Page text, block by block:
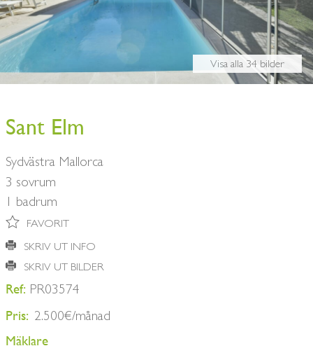
BUY A HOME
SAMARBETSPARTNERS
Visa alla 34 bilder
Sant Elm
Sydvästra Mallorca
3 sovrum
1 badrum
FAVORIT
SKRIV UT INFO
SKRIV UT BILDER
Ref: PR03574
Pris: 2.500€/månad
Mäklare